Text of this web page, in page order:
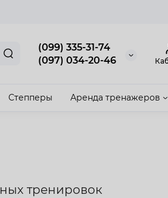
(099) 335-31-74
(097) 034-20-46
Степперы Аренда тренажеров
тренировок